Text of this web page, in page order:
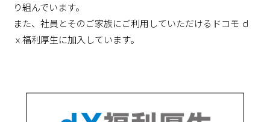
り組んでいます。
また、社員とそのご家族にご利用していただけるドコモ ｄ
ｘ福利厚生に加入しています。